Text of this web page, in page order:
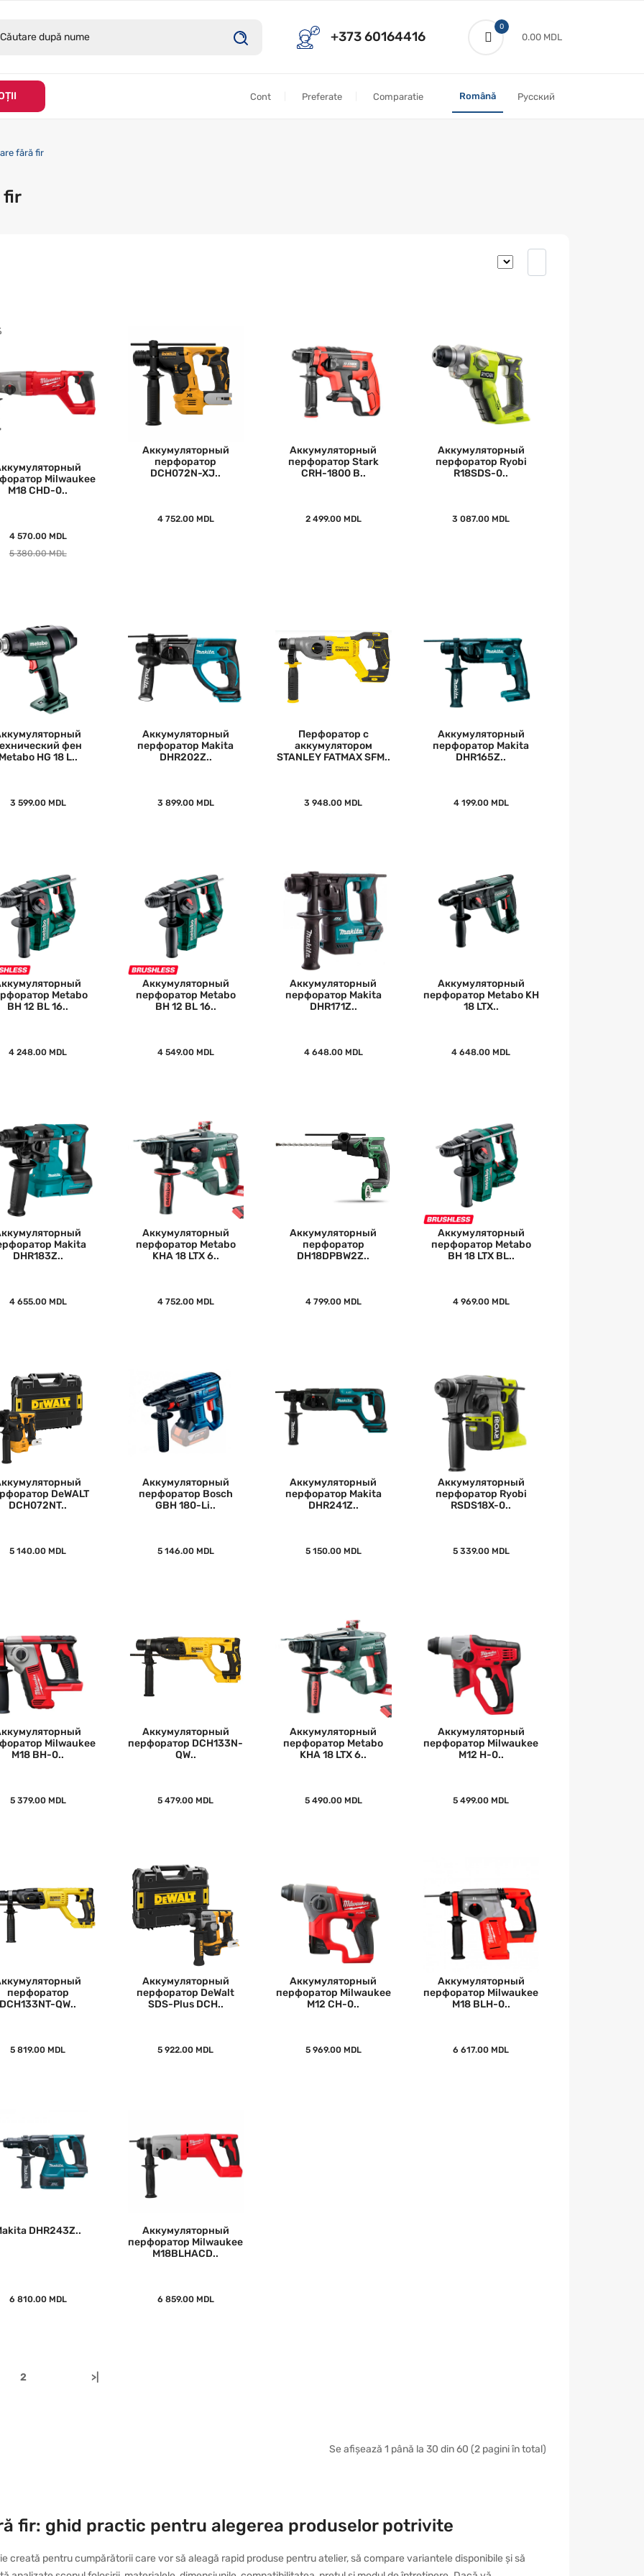
+373 60164416
0
0.00 MDL
Cont Preferate Comparatie Română Русский
fără fir
fir
Milwaukee
M18 CHD-0..
4 570.00 MDL
5 380.00 MDL
Аккумуляторный
перфоратор
DCH072N-XJ..
4 752.00 MDL
Аккумуляторный
перфоратор Stark
CRH-1800 B..
2 499.00 MDL
Аккумуляторный
перфоратор Ryobi
R18SDS-0..
3 087.00 MDL
фен
HG 18 L..
3 599.00 MDL
Аккумуляторный
перфоратор Makita
DHR202Z..
3 899.00 MDL
Перфоратор с
аккумулятором
STANLEY FATMAX SFM..
3 948.00 MDL
Аккумуляторный
перфоратор Makita
DHR165Z..
4 199.00 MDL
Metabo
BH 12 BL 16..
4 248.00 MDL
Аккумуляторный
перфоратор Metabo
BH 12 BL 16..
4 549.00 MDL
Аккумуляторный
перфоратор Makita
DHR171Z..
4 648.00 MDL
Аккумуляторный
перфоратор Metabo KH
18 LTX..
4 648.00 MDL
Makita
DHR183Z..
4 655.00 MDL
Aккумуляторный
перфоратор Metabo
KHA 18 LTX 6..
4 752.00 MDL
Аккумуляторный
перфоратор
DH18DPBW2Z..
4 799.00 MDL
Аккумуляторный
перфоратор Metabo
BH 18 LTX BL..
4 969.00 MDL
DeWALT
DCH072NT..
5 140.00 MDL
Аккумуляторный
перфоратор Bosch
GBH 180-Li..
5 146.00 MDL
Аккумуляторный
перфоратор Makita
DHR241Z..
5 150.00 MDL
Аккумуляторный
перфоратор Ryobi
RSDS18X-0..
5 339.00 MDL
Milwaukee
M18 BH-0..
5 379.00 MDL
Аккумуляторный
перфоратор DCH133N-
QW..
5 479.00 MDL
Aккумуляторный
перфоратор Metabo
KHA 18 LTX 6..
5 490.00 MDL
Аккумуляторный
перфоратор Milwaukee
M12 H-0..
5 499.00 MDL
перфоратор
DCH133NT-QW..
5 819.00 MDL
Аккумуляторный
перфоратор DeWalt
SDS-Plus DCH..
5 922.00 MDL
Аккумуляторный
перфоратор Milwaukee
M12 CH-0..
5 969.00 MDL
Аккумуляторный
перфоратор Milwaukee
M18 BLH-0..
6 617.00 MDL
DHR243Z..
6 810.00 MDL
Аккумуляторный
перфоратор Milwaukee
M18BLHACD..
6 859.00 MDL
2 >|
Se afișează 1 până la 30 din 60 (2 pagini în total)
fir: ghid practic pentru alegerea produselor potrivite
creată pentru cumpărătorii care vor să aleagă rapid produse pentru atelier, să compare variantele disponibile și să